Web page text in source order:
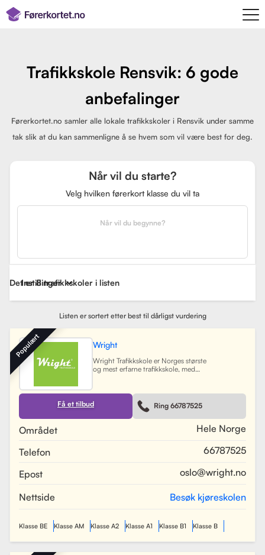
Trafikkskole Rensvik: 6 gode
anbefalinger
Førerkortet.no samler alle lokale trafikkskoler i Rensvik under samme
tak slik at du kan sammenligne å se hvem som vil være best for deg.
Når vil du starte?
Velg hvilken førerkort klasse du vil ta
Når vil du begynne?
Det er 8 trafikkskoler i listen
Instillinger
Listen er sortert etter best til dårligst vurdering
Wright
Wright Trafikkskole er Norges største
og mest erfarne trafikkskole, med
Trøndelag. Siden oppstarten har
skolen hatt som mål å tilby
profesjonell og engasjert
trafikopplæring for både
kjøretimer med all nødvendig
moderne digitale systemer for å
gjøre det enkelt for elever å booke
sine trafikklærere.
Les mer
Få et tilbud Ring 66787525
Området
Hele Norge
Telefon
66787525
Epost
oslo@wright.no
Nettside Besøk kjøreskolen
Populært
Klasse BE Klasse AM Klasse A2 Klasse A1 Klasse B1 Klasse B